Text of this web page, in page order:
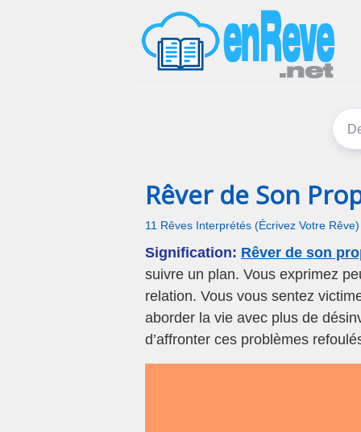
Rêver de Son
11 Rêves Interprétés (Écrivez Votre Rêve)
Signification: Rêver de son
suivre un plan. Vous exprimez
relation. Vous vous sentez
aborder la vie avec plus de
d’affronter ces problèmes